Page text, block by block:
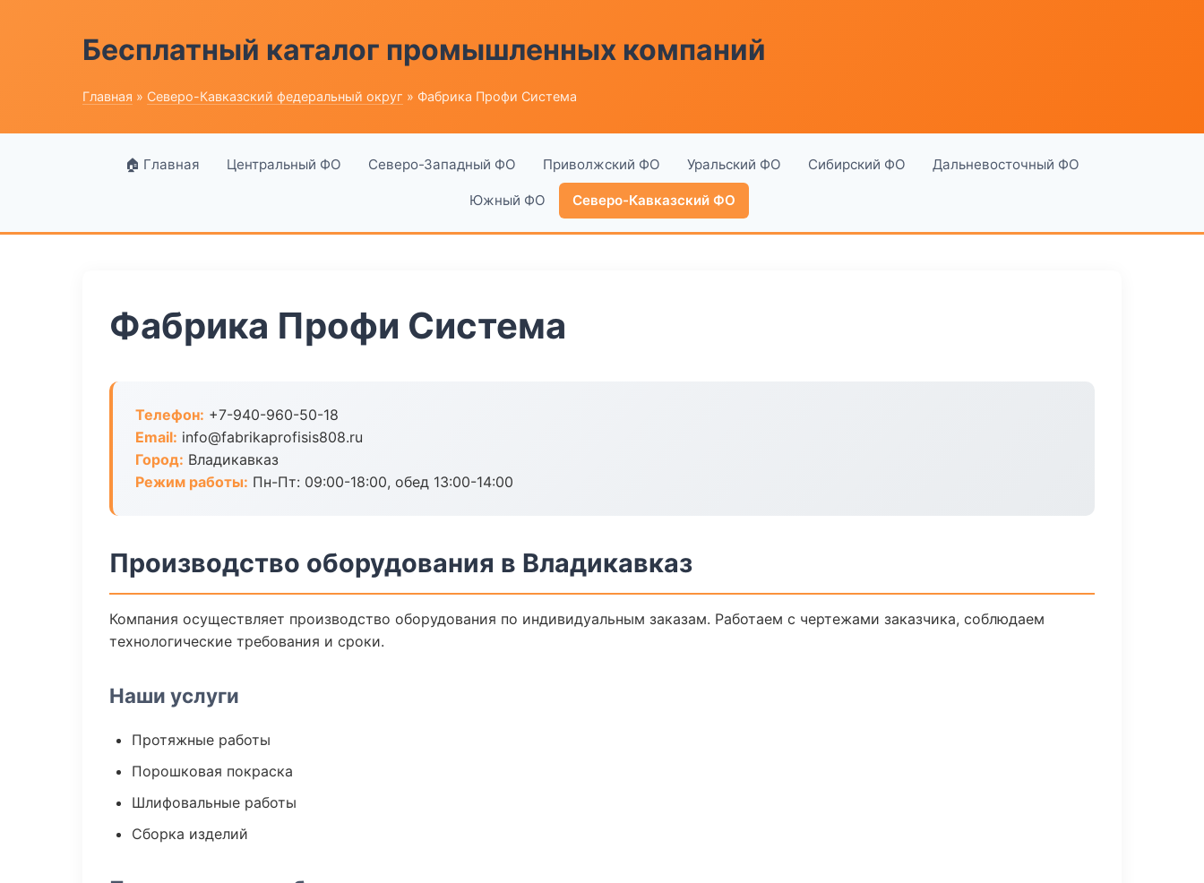
Бесплатный каталог промышленных компаний
Главная » Северо-Кавказский федеральный округ » Фабрика Профи Система
🏠 Главная Центральный ФО Северо-Западный ФО Приволжский ФО Уральский ФО Сибирский ФО Дальневосточный ФО
Южный ФО Северо-Кавказский ФО
Фабрика Профи Система
Телефон: +7-940-960-50-18
Email: info@fabrikaprofisis808.ru
Город: Владикавказ
Режим работы: Пн-Пт: 09:00-18:00, обед 13:00-14:00
Производство оборудования в Владикавказ
Компания осуществляет производство оборудования по индивидуальным заказам. Работаем с чертежами заказчика, соблюдаем
технологические требования и сроки.
Наши услуги
Протяжные работы
Порошковая покраска
Шлифовальные работы
Сборка изделий